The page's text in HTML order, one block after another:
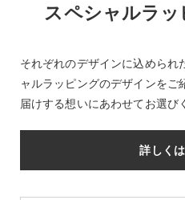
スペシャルラッ
それぞれのデザインに込められ
ャルラッピングのデザインをご
届けする想いにあわせてお選び
詳しく